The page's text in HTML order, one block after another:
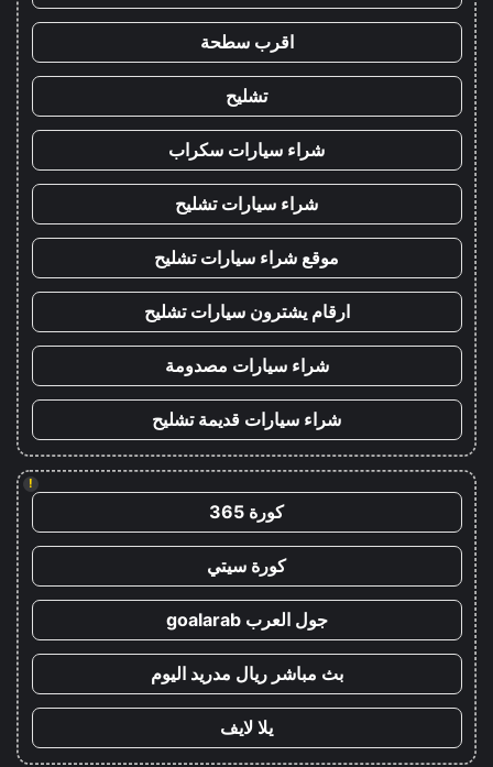
اقرب سطحة
تشليح
شراء سيارات سكراب
شراء سيارات تشليح
موقع شراء سيارات تشليح
ارقام يشترون سيارات تشليح
شراء سيارات مصدومة
شراء سيارات قديمة تشليح
!
كورة 365
كورة سيتي
جول العرب goalarab
بث مباشر ريال مدريد اليوم
يلا لايف